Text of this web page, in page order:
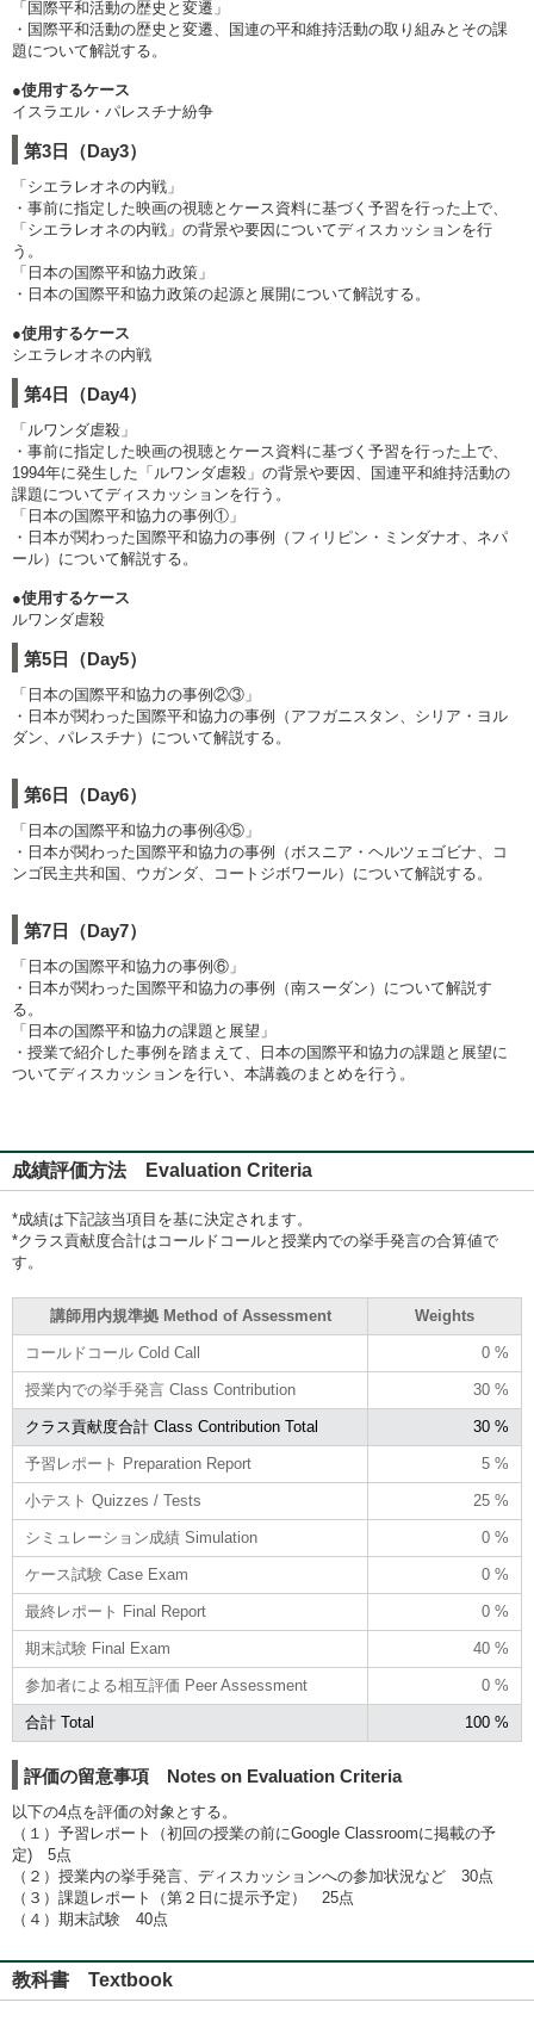
「国際平和活動の歴史と変遷」
・国際平和活動の歴史と変遷、国連の平和維持活動の取り組みとその課
題について解説する。
●使用するケース
イスラエル・パレスチナ紛争
第3日（Day3）
「シエラレオネの内戦」
・事前に指定した映画の視聴とケース資料に基づく予習を行った上で、
「シエラレオネの内戦」の背景や要因についてディスカッションを行
う。
「日本の国際平和協力政策」
・日本の国際平和協力政策の起源と展開について解説する。
●使用するケース
シエラレオネの内戦
第4日（Day4）
「ルワンダ虐殺」
・事前に指定した映画の視聴とケース資料に基づく予習を行った上で、
1994年に発生した「ルワンダ虐殺」の背景や要因、国連平和維持活動の
課題についてディスカッションを行う。
「日本の国際平和協力の事例①」
・日本が関わった国際平和協力の事例（フィリピン・ミンダナオ、ネパ
ール）について解説する。
●使用するケース
ルワンダ虐殺
第5日（Day5）
「日本の国際平和協力の事例②③」
・日本が関わった国際平和協力の事例（アフガニスタン、シリア・ヨル
ダン、パレスチナ）について解説する。
第6日（Day6）
「日本の国際平和協力の事例④⑤」
・日本が関わった国際平和協力の事例（ボスニア・ヘルツェゴビナ、コ
ンゴ民主共和国、ウガンダ、コートジボワール）について解説する。
第7日（Day7）
「日本の国際平和協力の事例⑥」
・日本が関わった国際平和協力の事例（南スーダン）について解説す
る。
「日本の国際平和協力の課題と展望」
・授業で紹介した事例を踏まえて、日本の国際平和協力の課題と展望に
ついてディスカッションを行い、本講義のまとめを行う。
成績評価方法 Evaluation Criteria
*成績は下記該当項目を基に決定されます。
*クラス貢献度合計はコールドコールと授業内での挙手発言の合算値で
す。
講師用内規準拠 Method of Assessment Weights
コールドコール Cold Call 0 %
授業内での挙手発言 Class Contribution 30 %
クラス貢献度合計 Class Contribution Total 30 %
予習レポート Preparation Report 5 %
小テスト Quizzes / Tests 25 %
シミュレーション成績 Simulation 0 %
ケース試験 Case Exam 0 %
最終レポート Final Report 0 %
期末試験 Final Exam 40 %
参加者による相互評価 Peer Assessment 0 %
合計 Total 100 %
評価の留意事項 Notes on Evaluation Criteria
以下の4点を評価の対象とする。
（１）予習レポート（初回の授業の前にGoogle Classroomに掲載の予
定) 5点
（２）授業内の挙手発言、ディスカッションへの参加状況など 30点
（３）課題レポート（第２日に提示予定） 25点
（４）期末試験 40点
教科書 Textbook